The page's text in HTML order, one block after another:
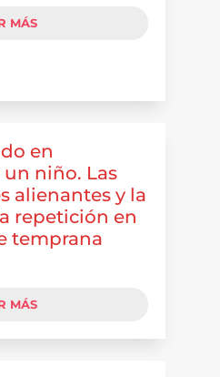
MÁS
en
niño. Las
alienantes y la
repetición en
temprana
MÁS